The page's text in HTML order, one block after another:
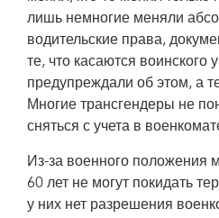
лишь немногие меняли
водительские права,
те, что касаются воинского
предупреждали об этом, а
Многие трансгендеры не
сняться с учета в
Из-за военного положения
60 лет не могут покидать
у них нет разрешения